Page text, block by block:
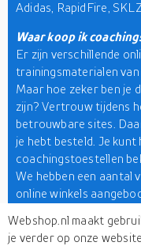
Adidas, RapidFire,
Waar koop ik
Er zijn verschillende
trainingsmaterialen van
Maar hoe zeker ben je
zijn? Vertrouw tijdens
betrouwbare sites.
je hebt besteld. Je kunt
coachingstoestellen
We hebben een aantal
online winkels
Het coachen van een
Webshop.nl maakt
je verder op onze